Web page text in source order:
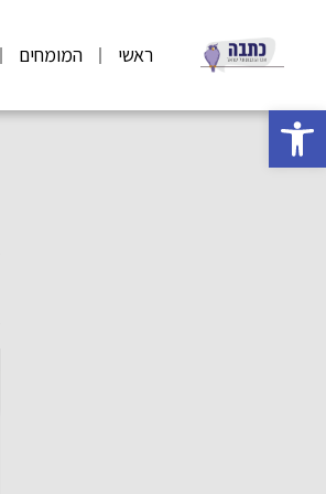
פתח סרגל נגישות
ראשי המומחים